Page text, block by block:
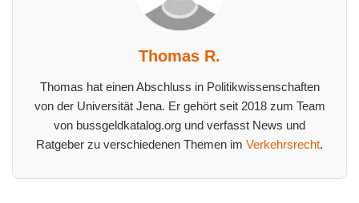
Thomas R.
Thomas hat einen Abschluss in Politikwissenschaften
von der Universität Jena. Er gehört seit 2018 zum Team
von bussgeldkatalog.org und verfasst News und
Ratgeber zu verschiedenen Themen im Verkehrsrecht.